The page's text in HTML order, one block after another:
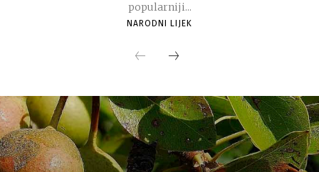
popularniji...
NARODNI LIJEK